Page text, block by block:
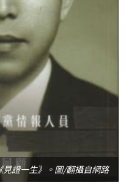
證一生》。圖/翻攝自網路